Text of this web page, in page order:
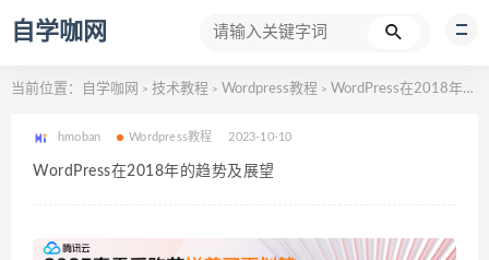
自学咖网
当前位置： 自学咖网 > 技术教程 > Wordpress教程 > WordPress在2018年的趋势及展望
hmoban Wordpress教程 2023-10-10
WordPress在2018年的趋势及展望